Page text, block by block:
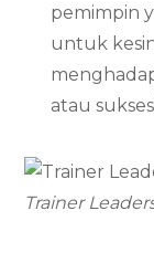
pemimpin
untuk
atau
Trainer